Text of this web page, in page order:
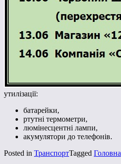
утилізації:
батарейки,
ртутні термометри,
люмінесцентні лампи,
акумулятори до телефонів.
Posted in ТранспортTagged Головна